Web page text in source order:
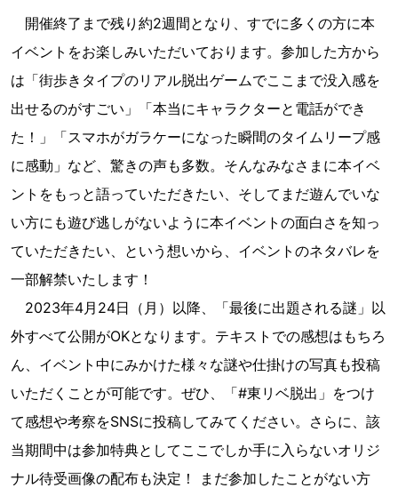
開催終了まで残り約2週間となり、すでに多くの方に本
イベントをお楽しみいただいております。参加した方から
は「街歩きタイプのリアル脱出ゲームでここまで没入感を
出せるのがすごい」「本当にキャラクターと電話ができ
た！」「スマホがガラケーになった瞬間のタイムリープ感
に感動」など、驚きの声も多数。そんなみなさまに本イベ
ントをもっと語っていただきたい、そしてまだ遊んでいな
い方にも遊び逃しがないように本イベントの面白さを知っ
ていただきたい、という想いから、イベントのネタバレを
一部解禁いたします！
2023年4月24日（月）以降、「最後に出題される謎」以
外すべて公開がOKとなります。テキストでの感想はもちろ
ん、イベント中にみかけた様々な謎や仕掛けの写真も投稿
いただくことが可能です。ぜひ、「#東リベ脱出」をつけ
て感想や考察をSNSに投稿してみてください。さらに、該
当期間中は参加特典としてここでしか手に入らないオリジ
ナル待受画像の配布も決定！ まだ参加したことがない方